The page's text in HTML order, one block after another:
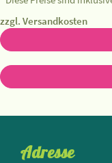
zzgl. Versandkosten
Adresse